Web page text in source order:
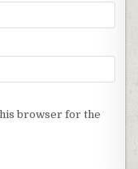
browser for the